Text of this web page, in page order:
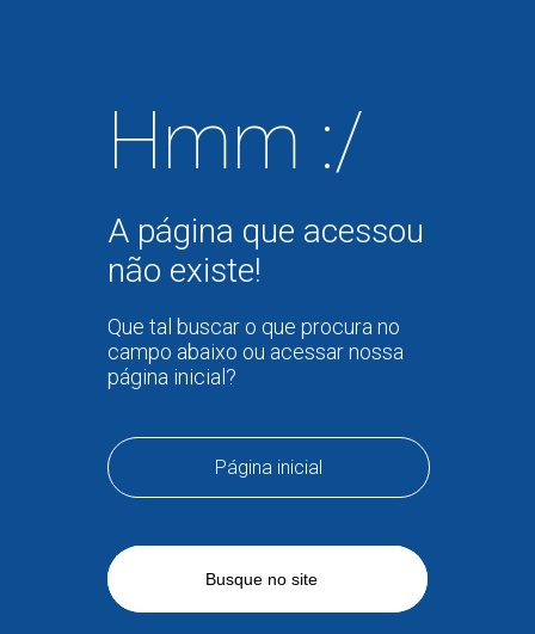
Hmm :/
A página que acessou
não existe!
Que tal buscar o que procura no
campo abaixo ou acessar nossa
página inicial?
Página inicial